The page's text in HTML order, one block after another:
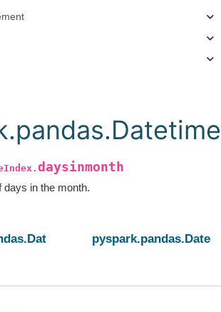
daysinmonth
days in the month.